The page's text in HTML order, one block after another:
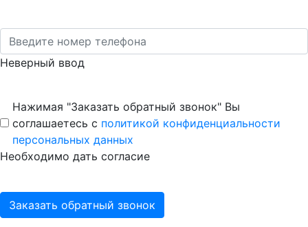
Неверный ввод
Нажимая "Заказать обратный звонок" Вы
соглашаетесь с политикой конфиденциальности
персональных данных
Необходимо дать согласие
Заказать обратный звонок